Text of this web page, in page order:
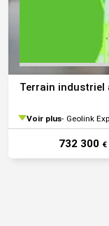
Terrain industriel
Voir plus Geolink
732 300 €